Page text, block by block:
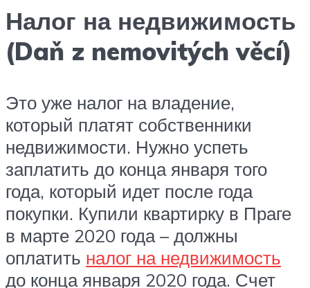
Налог на недвижимость
(Daň z nemovitých věcí)
Это уже налог на владение,
который платят собственники
недвижимости. Нужно успеть
заплатить до конца января того
года, который идет после года
покупки. Купили квартирку в Праге
в марте 2020 года – должны
оплатить налог на недвижимость
до конца января 2020 года. Счет